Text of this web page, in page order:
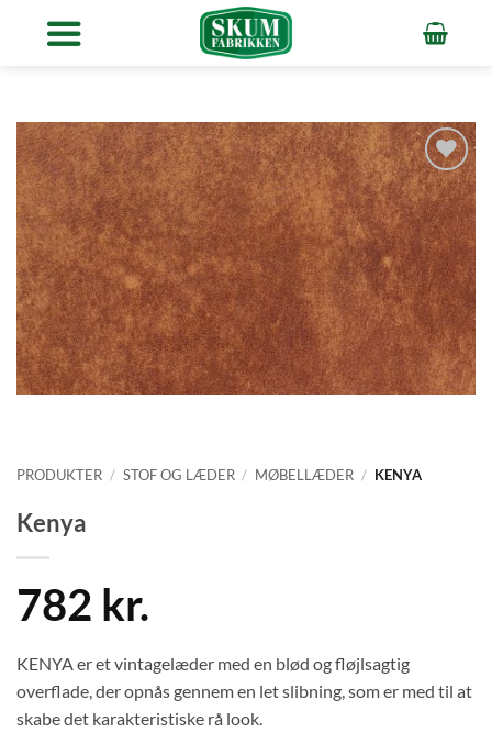
Tilføj
ønskeliste
PRODUKTER / STOF OG LÆDER / MØBELLÆDER / KENYA
Kenya
782 kr.
KENYA er et vintagelæder med en blød og fløjlsagtig
overflade, der opnås gennem en let slibning, som er med til at
skabe det karakteristiske rå look.